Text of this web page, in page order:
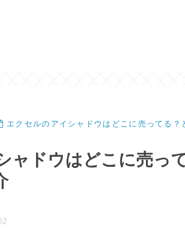
エクセルのアイシャドウはどこに売ってる？
ャドウはどこに売っ